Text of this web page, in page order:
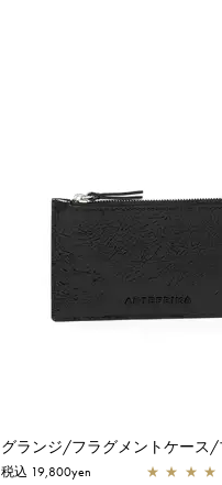
グランジ/フラグメントケース/
税込 19,800yen ★ ★ ★ ★